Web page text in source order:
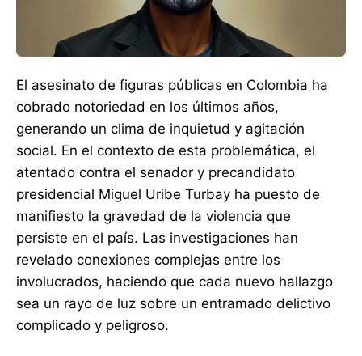
El asesinato de figuras públicas en Colombia ha
cobrado notoriedad en los últimos años,
generando un clima de inquietud y agitación
social. En el contexto de esta problemática, el
atentado contra el senador y precandidato
presidencial Miguel Uribe Turbay ha puesto de
manifiesto la gravedad de la violencia que
persiste en el país. Las investigaciones han
revelado conexiones complejas entre los
involucrados, haciendo que cada nuevo hallazgo
sea un rayo de luz sobre un entramado delictivo
complicado y peligroso.